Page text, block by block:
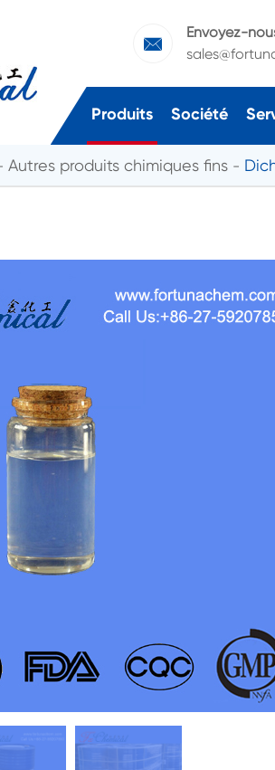

Envoyez-
Produits Société
Autres produits chimiques fins